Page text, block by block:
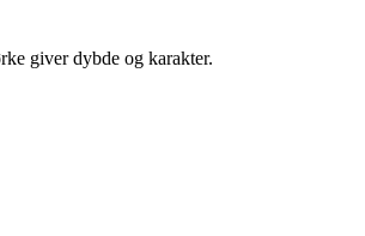
giver dybde og karakter.